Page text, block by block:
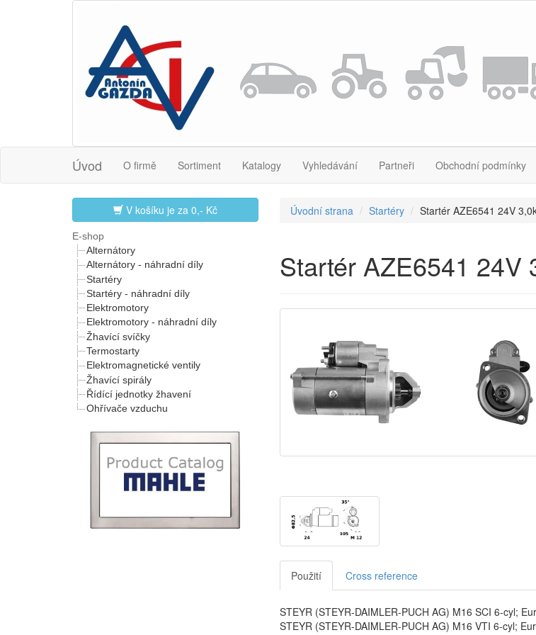
Úvod O firmě Sortiment Katalogy Vyhledávání Partneři Obchodní podmínky
V košíku je za 0,- Kč
E-shop
Alternátory
Alternátory - náhradní díly
Startéry
Startéry - náhradní díly
Elektromotory
Elektromotory - náhradní díly
Žhavící svíčky
Termostarty
Elektromagnetické ventily
Žhavící spirály
Řídící jednotky žhavení
Ohřívače vzduchu
Úvodní strana Startéry Startér AZE6541 24V
Startér AZE6541 24V
Použití Cross reference
STEYR (STEYR-DAIMLER-PUCH AG) M16 SCI 6-cyl;
STEYR (STEYR-DAIMLER-PUCH AG) M16 VTI 6-cyl;